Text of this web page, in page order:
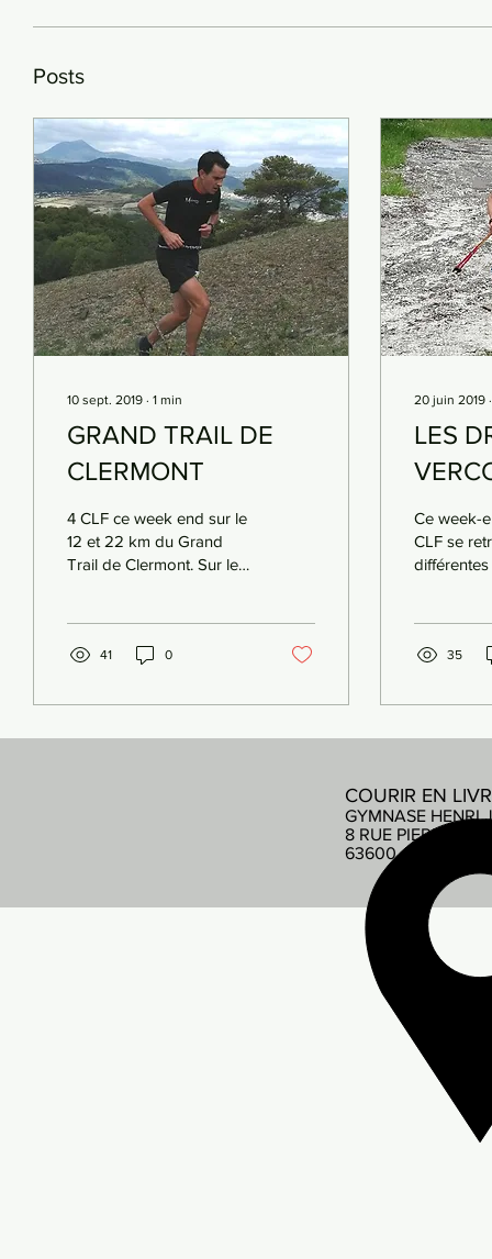
Posts
10 sept. 2019 ∙ 1 min
GRAND TRAIL DE
CLERMONT
4 CLF ce week end sur le
12 et 22 km du Grand
Trail de Clermont. Sur le
41 0
20 juin 2019
LES
DE
Ce week-
CLF se
35
COURIR EN
GYMNASE HENRI
8 RUE PIERRE DE
63600 AMBERT